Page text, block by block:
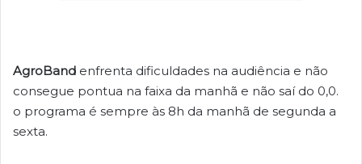
AgroBand enfrenta dificuldades na audiência e não
consegue pontua na faixa da manhã e não saí do 0,0.
o programa é sempre às 8h da manhã de segunda a
sexta.